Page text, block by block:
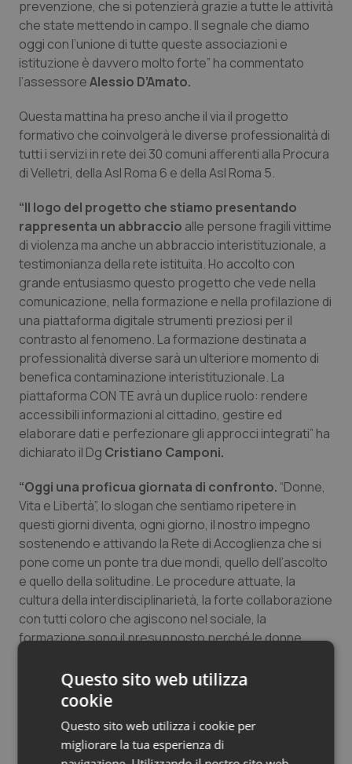
Umbria
Valle D’Aosta
Oftalmologia
Oncodermatologia
Oncologia & Nutrizione
Psoriasi & pelle
Quotidiano Cardiologia
Quotidiano Chirurgia
Quotidiano Oncologia
Quotidiano Pediatria
Rene & patologie urogenitali
Salute orale & impianti
Tiroide
Tumore al seno
Tumore ovarico
Tumori del Polmone & Testa Collo
Tumori gastrointestinali
Ulcera & Reflusso
Vaccini
prevenzione, che si potenzierà grazie a tutte le attività
che state mettendo in campo. Il segnale che diamo
oggi con l’unione di tutte queste associazioni e
istituzione è davvero molto forte” ha commentato
l’assessoreAlessio D’Amato.
Questa mattina ha preso anche il via il progetto
formativo che coinvolgerà le diverse professionalità di
tutti i servizi in rete dei 30 comuni afferenti alla Procura
di Velletri, della Asl Roma 6 e della Asl Roma 5.
“Il logo del progetto che stiamo presentando
rappresenta un abbraccio alle persone fragili vittime
di violenza ma anche un abbraccio interistituzionale, a
testimonianza della rete istituita. Ho accolto con
grande entusiasmo questo progetto che vede nella
comunicazione, nella formazione e nella profilazione di
una piattaforma digitale strumenti preziosi per il
contrasto al fenomeno. La formazione destinata a
professionalità diverse sarà un ulteriore momento di
benefica contaminazione interistituzionale. La
piattaforma CON TE avrà un duplice ruolo: rendere
accessibili informazioni al cittadino, gestire ed
elaborare dati e perfezionare gli approcci integrati” ha
dichiarato il Dg Cristiano Camponi.
“Oggi una proficua giornata di confronto. “Donne,
Vita e Libertà”, lo slogan che sentiamo ripetere in
questi giorni diventa, ogni giorno, il nostro impegno
sostenendo e attivando la Rete di Accoglienza che si
pone come un ponte tra due mondi, quello dell’ascolto
e quello della solitudine. Le procedure attuate, la
cultura della interdisciplinarietà, la forte collaborazione
con tutti coloro che agiscono nel sociale, la
formazione sono il presupposto perché le donne
consapevolezza che le violenze subite sono un reato”
ha commentato il Dg
“Un progetto importante per aumentare la
sensibilizzazionefra gli operatori sanitari ed
Questo sito web utilizza
cookie
Questo sito web utilizza i cookie per
migliorare la tua esperienza di